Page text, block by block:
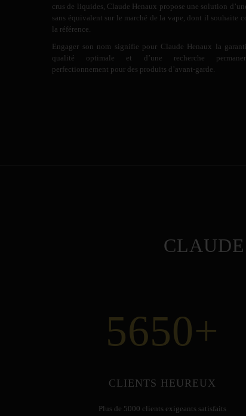
crus de liquides, Claude Henaux propose une solution
sans équivalent sur le marché de la vape, dont il souhaite
la référence.
Engager son nom signifie pour Claude Henaux la
qualité optimale et d’une recherche
perfectionnement pour des produits d’avant-garde.
5650+
CLIENTS HEUREUX
Plus de 5000 clients exigeants satisfaits